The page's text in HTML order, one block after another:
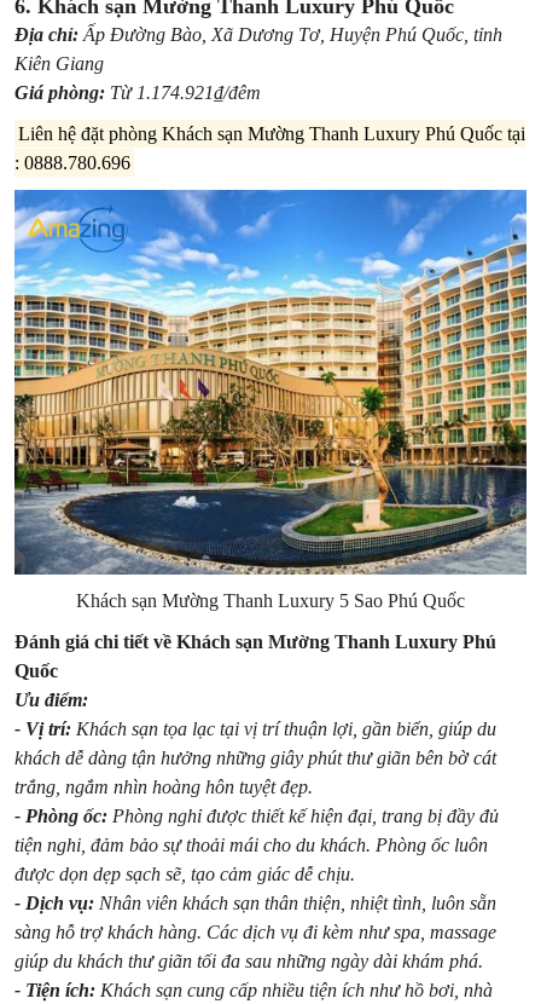
6. Khách sạn Mường Thanh Luxury Phú Quốc
Địa chỉ: Ấp Đường Bào, Xã Dương Tơ, Huyện Phú Quốc, tỉnh
Kiên Giang
Giá phòng: Từ 1.174.921₫/đêm
Liên hệ đặt phòng Khách sạn Mường Thanh Luxury Phú Quốc tại
: 0888.780.696
Khách sạn Mường Thanh Luxury 5 Sao Phú Quốc
Đánh giá chi tiết về Khách sạn Mường Thanh Luxury Phú
Quốc
Ưu điểm:
- Vị trí: Khách sạn tọa lạc tại vị trí thuận lợi, gần biển, giúp du
khách dễ dàng tận hưởng những giây phút thư giãn bên bờ cát
trắng, ngắm nhìn hoàng hôn tuyệt đẹp.
- Phòng ốc: Phòng nghỉ được thiết kế hiện đại, trang bị đầy đủ
tiện nghi, đảm bảo sự thoải mái cho du khách. Phòng ốc luôn
được dọn dẹp sạch sẽ, tạo cảm giác dễ chịu.
- Dịch vụ: Nhân viên khách sạn thân thiện, nhiệt tình, luôn sẵn
sàng hỗ trợ khách hàng. Các dịch vụ đi kèm như spa, massage
giúp du khách thư giãn tối đa sau những ngày dài khám phá.
- Tiện ích: Khách sạn cung cấp nhiều tiện ích như hồ bơi, nhà